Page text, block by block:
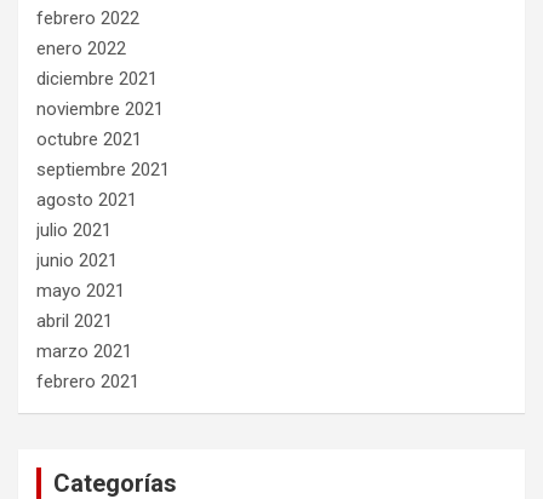
febrero 2022
enero 2022
diciembre 2021
noviembre 2021
octubre 2021
septiembre 2021
agosto 2021
julio 2021
junio 2021
mayo 2021
abril 2021
marzo 2021
febrero 2021
Categorías